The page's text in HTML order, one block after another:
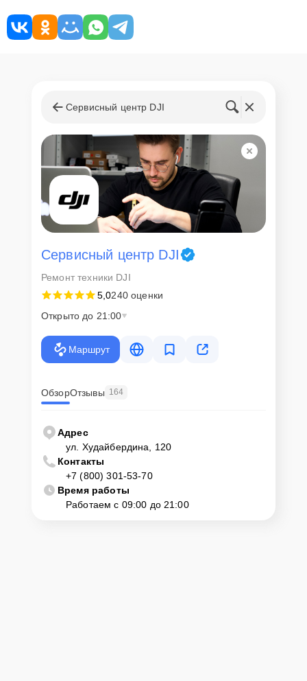
Сервисный центр DJI
Сервисный центр DJI
Ремонт техники DJI
5,0240 оценки
Открыто до 21:00
Маршрут
ОбзорОтзывы 164
Адрес
ул. Худайбердина, 120
Контакты
+7 (800) 301-53-70
Время работы
Работаем с 09:00 до 21:00